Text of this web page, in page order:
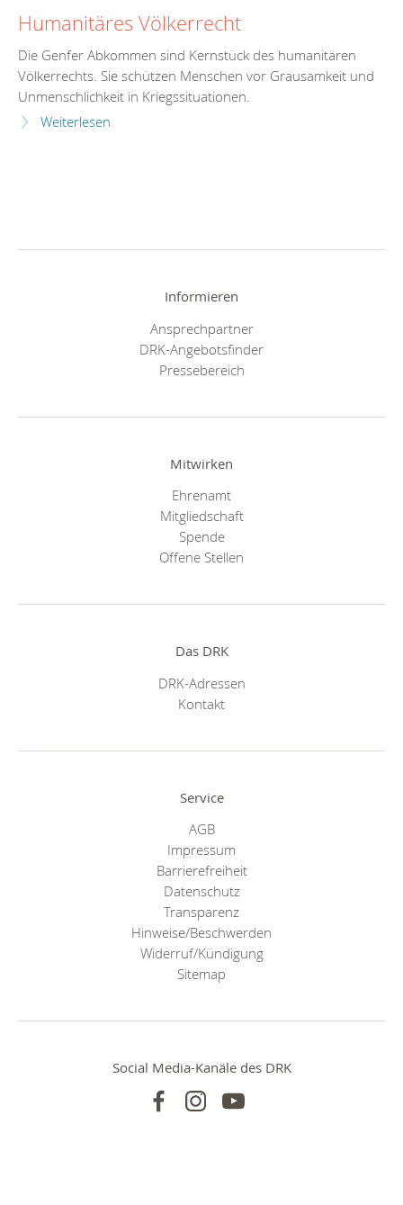
Humanitäres Völkerrecht
Die Genfer Abkommen sind Kernstück des humanitären
Völkerrechts. Sie schützen Menschen vor Grausamkeit und
Unmenschlichkeit in Kriegssituationen.
Weiterlesen
Informieren
Ansprechpartner
DRK-Angebotsfinder
Pressebereich
Mitwirken
Ehrenamt
Mitgliedschaft
Spende
Offene Stellen
Das DRK
DRK-Adressen
Kontakt
Service
AGB
Impressum
Barrierefreiheit
Datenschutz
Transparenz
Hinweise/Beschwerden
Widerruf/Kündigung
Sitemap
Social Media-Kanäle des DRK